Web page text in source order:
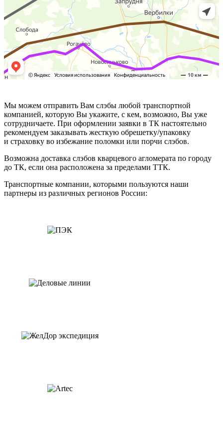
Мы можем отправить Вам слэбы любой транспортной
компанией, которую Вы укажите, с кем, возможно, Вы уже
сотрудничаете. При оформлении заявки в ТК настоятельно
рекомендуем заказывать жесткую обрешетку/упаковку
и страховку во избежание поломки или порчи слэбов.
Возможна доставка слэбов кварцевого агломерата по городу
до ТК, если она расположена за пределами ТТК.
Транспортные компании, которыми пользуются наши
партнеры из различных регионов России: